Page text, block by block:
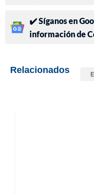
✔️ Síganos en
información de
Relacionados